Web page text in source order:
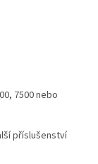
7500 nebo
příslušenství